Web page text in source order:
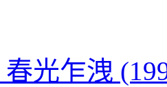
光乍洩